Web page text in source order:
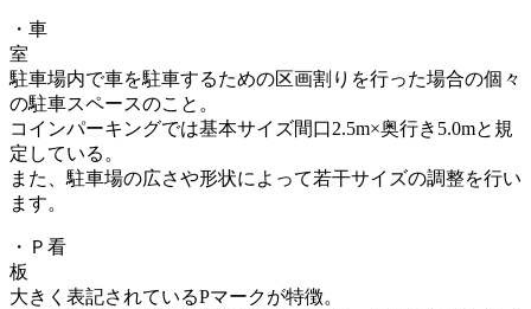
・車
駐車場内で車を駐車するための区画割りを行った場合の個々
の駐車スペースのこと。
コインパーキングでは基本サイズ間口2.5m×奥行き5.0mと規
定している。
また、駐車場の広さや形状によって若干サイズの調整を行い
ます。
・Ｐ看
大きく表記されているPマークが特徴。